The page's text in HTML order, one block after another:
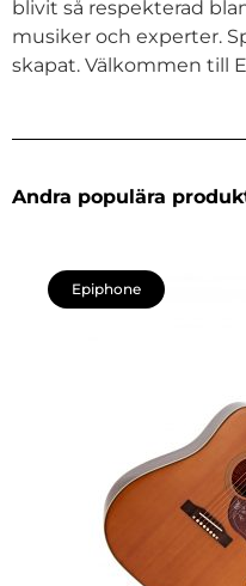
blivit så respekterad
musiker och experter.
skapat. Välkommen till
Andra populära
Epiphone